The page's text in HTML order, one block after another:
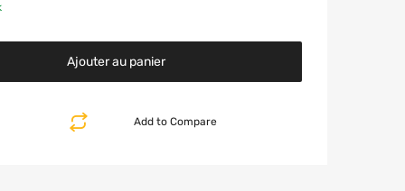
Ajouter au panier
Add to Compare